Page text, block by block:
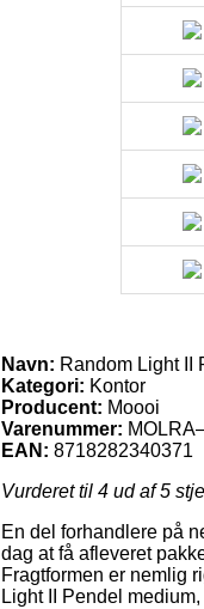
Navn: Random Light II
Kategori: Kontor
Producent: Moooi
Varenummer:
EAN: 8718282340371
Vurderet til 4 ud af 5
En del forhandlere på
dag at få afleveret
Fragtformen er nemlig
Light II Pendel medium,